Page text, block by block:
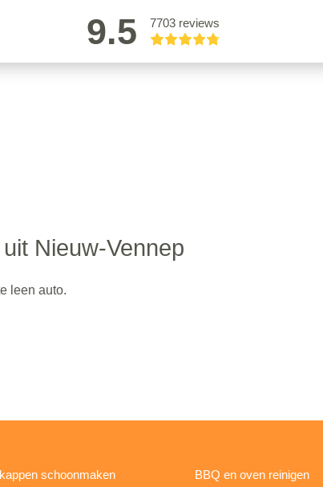
9.5 7703 reviews
Nieuw-Vennep
leen auto.
schoonmaken
BBQ en oven reinigen